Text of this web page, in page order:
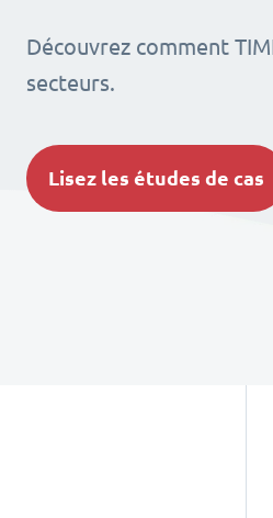
Découvrez comment
secteurs.
Lisez les études de cas